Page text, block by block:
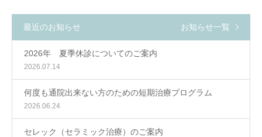
最近のお知らせ お知らせ一覧
2026年 夏季休診についてのご案内
2026.07.14
何度も通院出来ない方のための短期治療プログラム
2026.06.24
セレック（セラミック治療）のご案内